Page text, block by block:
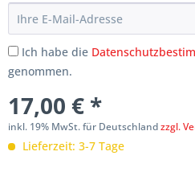
Ich habe die
genommen.
17,00 € *
inkl. 19% MwSt. für Deutschlandzzgl.
Lieferzeit: 3-7 Tage